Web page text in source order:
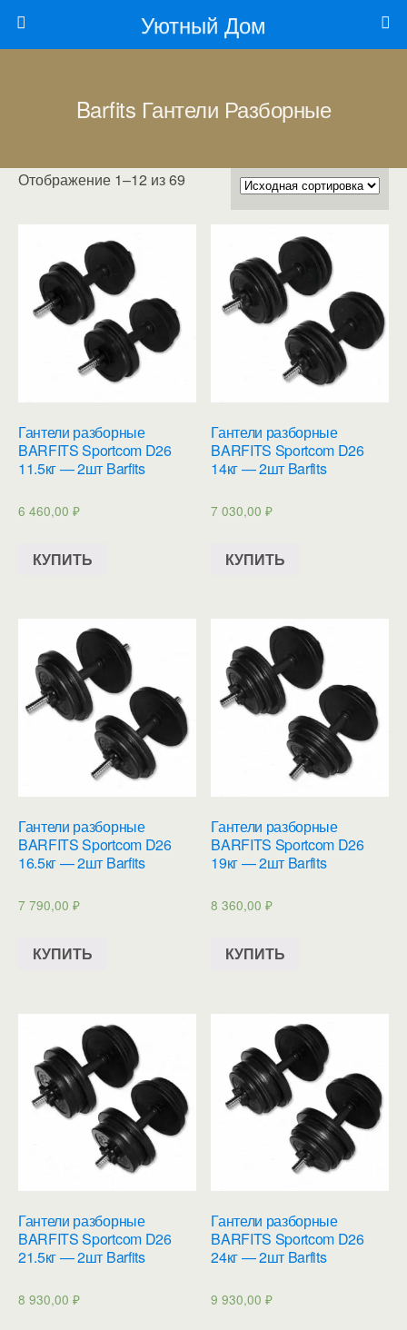
Уютный Дом
Barfits Гантели Разборные
Отображение 1–12 из 69
Гантели разборные
BARFITS Sportcom D26
11.5кг — 2шт Barfits
6 460,00 ₽
КУПИТЬ
Гантели разборные
BARFITS Sportcom D26
14кг — 2шт Barfits
7 030,00₽
КУПИТЬ
Гантели разборные
BARFITS Sportcom D26
16.5кг — 2шт Barfits
7 790,00 ₽
КУПИТЬ
Гантели разборные
BARFITS Sportcom D26
19кг — 2шт Barfits
8 360,00₽
КУПИТЬ
Гантели разборные
BARFITS Sportcom D26
21.5кг — 2шт Barfits
8 930,00 ₽
Гантели разборные
BARFITS Sportcom D26
24кг — 2шт Barfits
9 930,00₽